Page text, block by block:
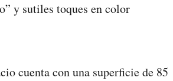
y sutiles toques en color
cuenta con una superficie de 85